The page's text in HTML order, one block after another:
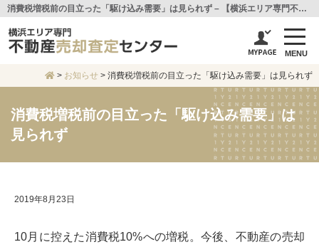
消費税増税前の目立った「駆け込み需要」は見られず – 【横浜エリア専門不動産売却査定センター】センチュリー21アイ建設
MENU
> お知らせ > 消費税増税前の目立った「駆け込み需要」は見られず
消費税増税前の目立った「駆け込み需要」は
見られず
2019年8月23日
10月に控えた消費税10%への増税。今後、不動産の売却